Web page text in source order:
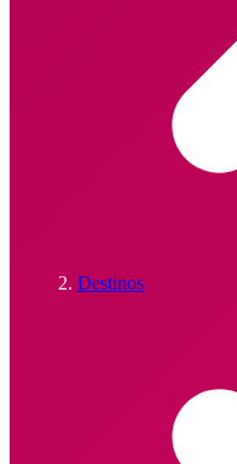
Destinos